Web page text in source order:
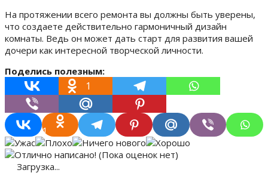
На протяжении всего ремонта вы должны быть уверены,
что создаете действительно гармоничный дизайн
комнаты. Ведь он может дать старт для развития вашей
дочери как интересной творческой личности.
Поделись полезным:
1
1
(Пока оценок нет)
Загрузка...